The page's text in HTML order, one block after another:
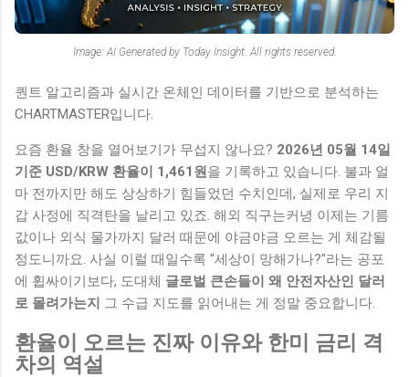
Image: AI Generated by Today Insight. All rights reserved.
퀀트 알고리즘과 실시간 온체인 데이터를 기반으로 분석하는
CHARTMASTER입니다.
요즘 환율 창을 열어보기가 무섭지 않나요? 2026년 05월 14일
기준 USD/KRW 환율이 1,461원을 기록하고 있습니다. 불과 얼
마 전까지만 해도 상상하기 힘들었던 수치인데, 실제로 우리 지
갑 사정에 직격탄을 날리고 있죠. 해외 직구는커녕 이제는 기름
값이나 외식 물가까지 달러 때문에 야금야금 오르는 게 체감될
정도니까요. 사실 이럴 때일수록 "세상이 망해가나?"라는 공포
에 휩싸이기보다, 도대체 글로벌 큰손들이 왜 안전자산인 달러
로 몰려가는지 그 수급 지도를 읽어내는 게 정말 중요합니다.
환율이 오르는 진짜 이유와 한미 금리 격
차의 역설